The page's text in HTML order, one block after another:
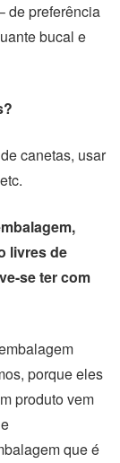
de preferência
bucal e
canetas, usar
livres de
se ter com
porque eles
produto vem
que é